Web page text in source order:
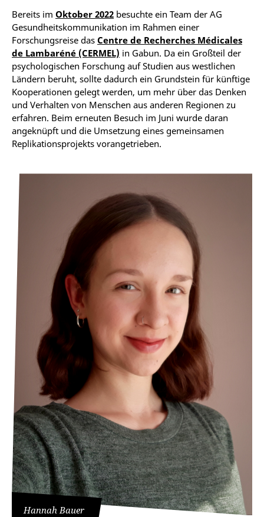
Bereits im Oktober 2022 besuchte ein Team der AG
Gesundheitskommunikation im Rahmen einer
Forschungsreise das Centre de Recherches Médicales
de Lambaréné (CERMEL) in Gabun. Da ein Großteil der
psychologischen Forschung auf Studien aus westlichen
Ländern beruht, sollte dadurch ein Grundstein für künftige
Kooperationen gelegt werden, um mehr über das Denken
und Verhalten von Menschen aus anderen Regionen zu
erfahren. Beim erneuten Besuch im Juni wurde daran
angeknüpft und die Umsetzung eines gemeinsamen
Replikationsprojekts vorangetrieben.
Hannah Bauer